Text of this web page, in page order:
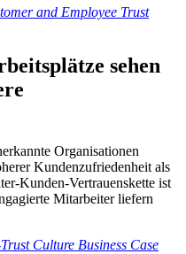
and Employee Trust
sehen
Organisationen
Kundenzufriedenheit als
Kunden-Vertrauenskette ist
Mitarbeiter liefern
Culture Business Case